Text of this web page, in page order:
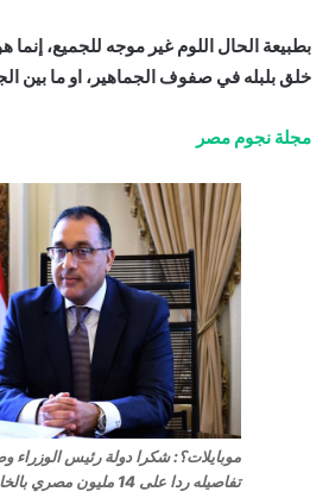
بطبيعة الحال اللوم غير موجه للجميع،
خلق بلبله في صفوف الجماهير، او ما بين
مجلة نجوم مصر
موبايلات؟: شكرا دولة رئيس الوزراء
تفاصيله ردا على 14 مليون مصري بالخارج.